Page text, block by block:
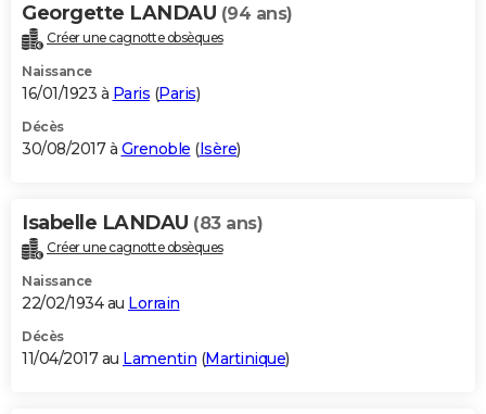
Georgette LANDAU (94 ans)
Créer une cagnotte obsèques
Naissance
16/01/1923 à Paris (Paris)
Décès
30/08/2017 à Grenoble (Isère)
Isabelle LANDAU (83 ans)
Créer une cagnotte obsèques
Naissance
22/02/1934 au Lorrain
Décès
11/04/2017 au Lamentin (Martinique)